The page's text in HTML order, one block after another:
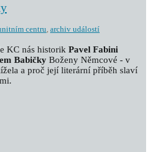
centru, archiv událostí
KC nás historik Pavel Fabini
Babičky Boženy Němcové - v
a proč její literární příběh slaví